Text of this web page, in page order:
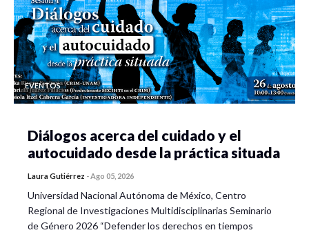
EVENTOS
Diálogos acerca del cuidado y el
autocuidado desde la práctica situada
Laura Gutiérrez -Ago 05, 2026
Universidad Nacional Autónoma de México, Centro
Regional de Investigaciones Multidisciplinarias Seminario
de Género 2026 “Defender los derechos en tiempos